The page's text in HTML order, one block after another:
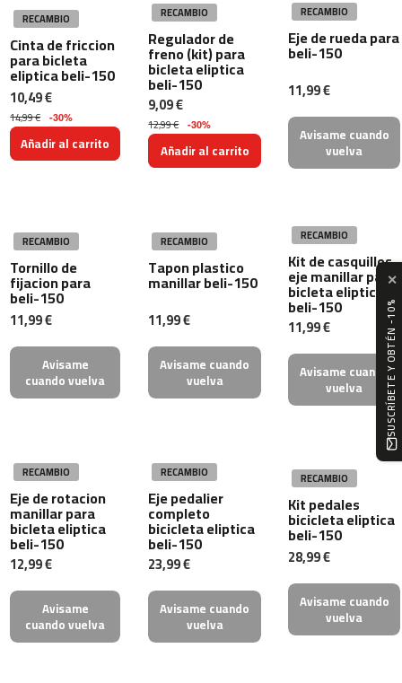
-
1
2
0
m
c
-
1
c
-
2
0
0
m
c
-
m
c
-
4
0
0
m
c
-
RECAMBIO
Cinta de friccion
para bicleta
eliptica beli-150
10,49 €
14,99 € -30%
Añadir al carrito
RECAMBIO
Regulador de
freno (kit) para
bicleta eliptica
beli-150
9,09 €
12,99 € -30%
Añadir al carrito
RECAMBIO
Eje de rueda para
beli-150
11,99 €
Avisame cuando
vuelva
RECAMBIO
Tornillo de
fijacion para
beli-150
11,99 €
Avisame
cuando vuelva
RECAMBIO
Tapon plastico
manillar beli-150
11,99 €
Avisame cuando
vuelva
RECAMBIO
Kit de casquillos
eje manillar para
bicleta eliptica
beli-150
11,99 €
Avisame cuando
vuelva
RECAMBIO
Eje de rotacion
manillar para
bicleta eliptica
beli-150
12,99 €
Avisame
cuando vuelva
RECAMBIO
Eje pedalier
completo
bicicleta eliptica
beli-150
23,99 €
Avisame cuando
vuelva
RECAMBIO
Kit pedales
bicicleta eliptica
beli-150
28,99 €
Avisame cuando
vuelva
✕
SUSCRÍBETE Y OBTÉN -10%